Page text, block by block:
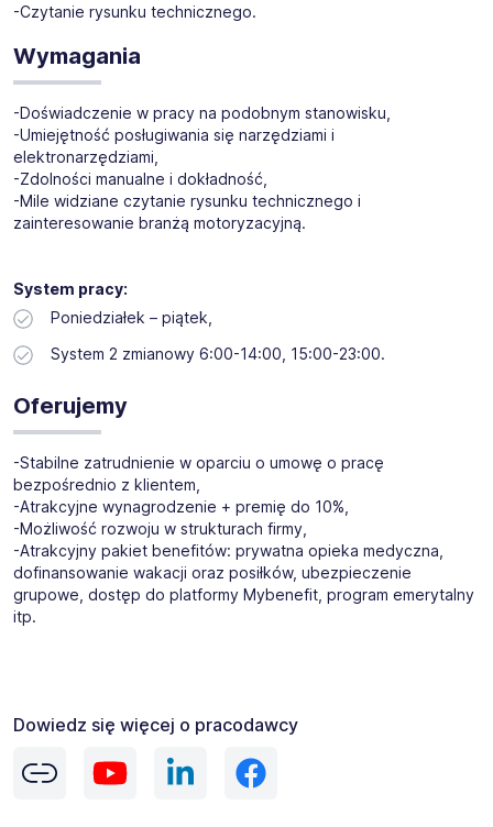
-Czytanie rysunku technicznego.
Wymagania
-Doświadczenie w pracy na podobnym stanowisku,
-Umiejętność posługiwania się narzędziami i
elektronarzędziami,
-Zdolności manualne i dokładność,
-Mile widziane czytanie rysunku technicznego i
zainteresowanie branżą motoryzacyjną.
System pracy:
Poniedziałek – piątek,
System 2 zmianowy 6:00-14:00, 15:00-23:00.
Oferujemy
-Stabilne zatrudnienie w oparciu o umowę o pracę
bezpośrednio z klientem,
-Atrakcyjne wynagrodzenie + premię do 10%,
-Możliwość rozwoju w strukturach firmy,
-Atrakcyjny pakiet benefitów: prywatna opieka medyczna,
dofinansowanie wakacji oraz posiłków, ubezpieczenie
grupowe, dostęp do platformy Mybenefit, program emerytalny
itp.
Dowiedz się więcej o pracodawcy